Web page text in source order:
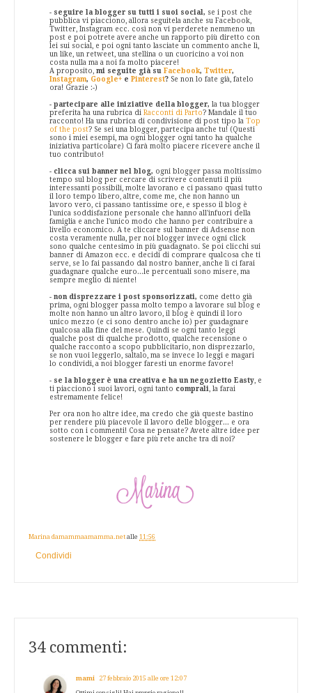
- seguire la blogger su tutti i suoi social, se i post che
pubblica vi piacciono, allora seguitela anche su Facebook,
Twitter, Instagram ecc. così non vi perderete nemmeno un
post e poi potrete avere anche un rapporto più diretto con
lei sui social, e poi ogni tanto lasciate un commento anche lì,
un like, un retweet, una stellina o un cuoricino a voi non
costa nulla ma a noi fa molto piacere!
A proposito, mi seguite già su Facebook, Twitter,
Instagram, Google+ e Pinterest? Se non lo fate già, fatelo
ora! Grazie :-)
- partecipare alle iniziative della blogger, la tua blogger
preferita ha una rubrica di Racconti di Parto? Mandale il tuo
racconto! Ha una rubrica di condivisione di post tipo la Top
of the post? Se sei una blogger, partecipa anche tu! (Questi
sono i miei esempi, ma ogni blogger ogni tanto ha qualche
iniziativa particolare) Ci farà molto piacere ricevere anche il
tuo contributo!
- clicca sui banner nel blog, ogni blogger passa moltissimo
tempo sul blog per cercare di scrivere contenuti il più
interessanti possibili, molte lavorano e ci passano quasi tutto
il loro tempo libero, altre, come me, che non hanno un
lavoro vero, ci passano tantissime ore, e spesso il blog è
l'unica soddisfazione personale che hanno all'infuori della
famiglia e anche l'unico modo che hanno per contribuire a
livello economico. A te cliccare sul banner di Adsense non
costa veramente nulla, per noi blogger invece ogni click
sono qualche centesimo in più guadagnato. Se poi clicchi sui
banner di Amazon ecc. e decidi di comprare qualcosa che ti
serve, se lo fai passando dal nostro banner, anche lì ci farai
guadagnare qualche euro...le percentuali sono misere, ma
sempre meglio di niente!
- non disprezzare i post sponsorizzati, come detto già
prima, ogni blogger passa molto tempo a lavorare sul blog e
molte non hanno un altro lavoro, il blog è quindi il loro
unico mezzo (e ci sono dentro anche io) per guadagnare
qualcosa alla fine del mese. Quindi se ogni tanto leggi
qualche post di qualche prodotto, qualche recensione o
qualche racconto a scopo pubblicitario, non disprezzarlo,
se non vuoi leggerlo, saltalo, ma se invece lo leggi e magari
lo condividi, a noi blogger faresti un enorme favore!
- se la blogger è una creativa e ha un negozietto Easty , e
ti piacciono i suoi lavori, ogni tanto comprali , la farai
estremamente felice!
Per ora non ho altre idee, ma credo che già queste bastino
per rendere più piacevole il lavoro delle blogger... e ora
sotto con i commenti! Cosa ne pensate? Avete altre idee per
sostenere le blogger e fare più rete anche tra di noi?
Marina damammaamamma.net alle 11:56
Condividi
34 commenti:
mami 27 febbraio 2015 alle ore 12:07